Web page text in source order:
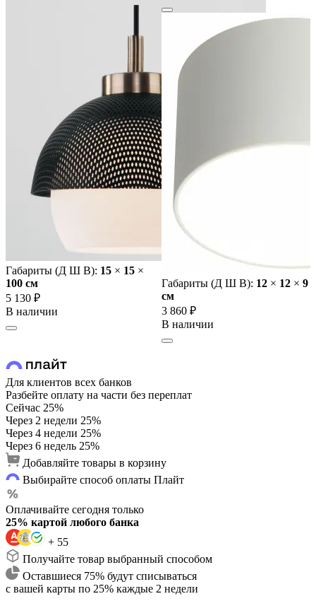
Габариты (Д Ш В): 15 × 15 ×
100 cм
5 130 ₽
В наличии
Габариты (Д Ш В): 12 × 12 × 9
cм
3 860 ₽
В наличии
Для клиентов всех банков
Разбейте оплату на части без переплат
Сейчас 25%
Через 2 недели 25%
Через 4 недели 25%
Через 6 недель 25%
Добавляйте товары в корзину
Выбирайте способ оплаты Плайт
Оплачивайте сегодня только
25% картой любого банка
+ 55
Получайте товар выбранный способом
Оставшиеся 75% будут списываться
с вашей карты по 25% каждые 2 недели